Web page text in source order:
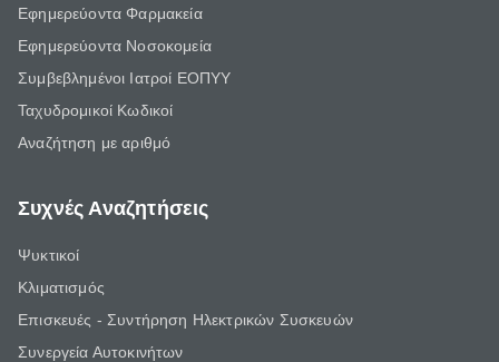
Εφημερεύοντα Φαρμακεία
Εφημερεύοντα Νοσοκομεία
Συμβεβλημένοι Ιατροί ΕΟΠΥΥ
Ταχυδρομικοί Κωδικοί
Αναζήτηση με αριθμό
Συχνές Αναζητήσεις
Ψυκτικοί
Κλιματισμός
Επισκευές - Συντήρηση Ηλεκτρικών Συσκευών
Συνεργεία Αυτοκινήτων